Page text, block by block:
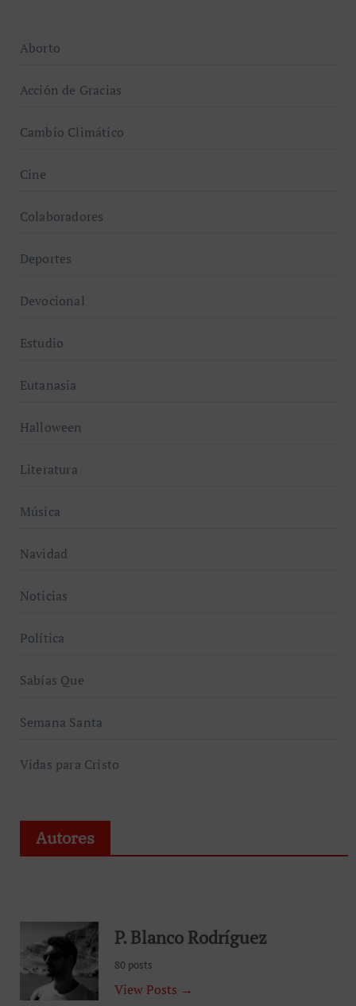
Aborto
Acción de Gracias
Cambio Climático
Cine
Colaboradores
Deportes
Devocional
Estudio
Eutanasia
Halloween
Literatura
Música
Navidad
Noticias
Política
Sabías Que
Semana Santa
Vidas para Cristo
Autores
P. Blanco Rodríguez
80 posts
View Posts →